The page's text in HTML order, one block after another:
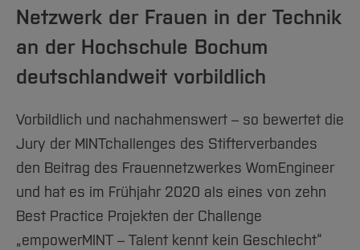
Arbeiten im FB G
Forschung und Projekte
International
Studiengänge
Studieninteressierte
Aktuelles
Studium
Fachgruppen
International
Team
Service
Amtliche Bekanntmachungen
Familiengerechte Hochschule
Gleichstellung
Diskriminierungsfreie Hochschule
Wahlen
Hochschulbibliothek
Hochschulkommunikation
International Office
qed-Stiftung
Zentrale Studienberatung
Netzwerk der Frauen in der Technik
an der Hochschule Bochum
deutschlandweit vorbildlich
Vorbildlich und nachahmenswert – so bewertet die
Jury der MINTchallenges des Stifterverbandes
den Beitrag des Frauennetzwerkes WomEngineer
und hat es im Frühjahr 2020 als eines von zehn
Best Practice Projekten der Challenge
„empowerMINT – Talent kennt kein Geschlecht“